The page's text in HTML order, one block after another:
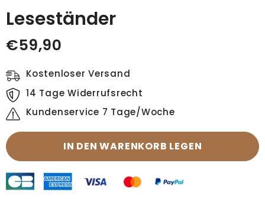
Leseständer
€59,90
Kostenloser Versand
14 Tage Widerrufsrecht
Kundenservice 7 Tage/Woche
IN DEN WARENKORB LEGEN